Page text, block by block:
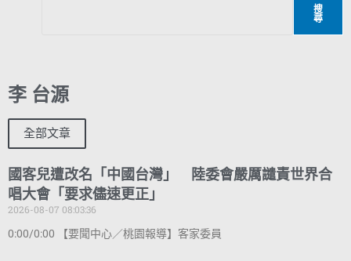
搜
尋
李 台源
全部文章
國客兒遭改名「中國台灣」 陸委會嚴厲譴責世界合
唱大會「要求儘速更正」
2026-08-07 08:03:36
0:00/0:00 【要聞中心／桃園報導】客家委員